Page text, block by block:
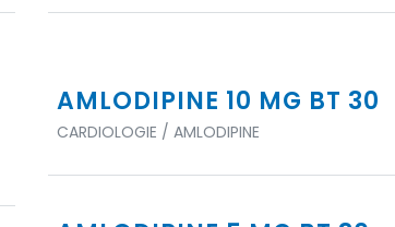
AMLODIPINE 10 MG BT 30
CARDIOLOGIE / AMLODIPINE